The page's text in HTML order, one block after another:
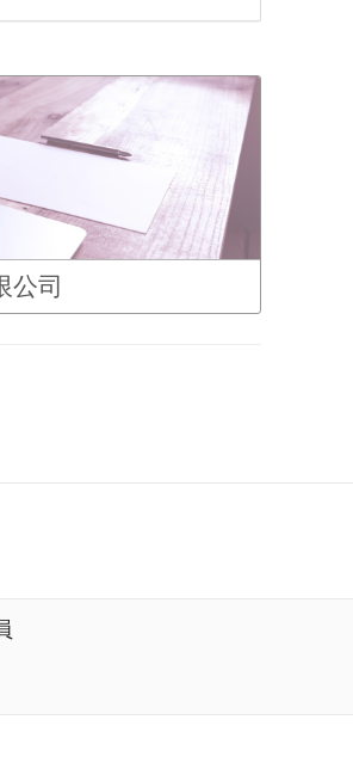
公司